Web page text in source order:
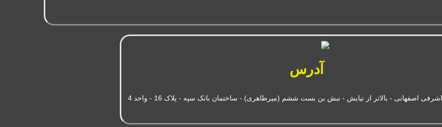
آدرس
اصفهانی - بالاتر از نیایش - نبش بن بست ششم (میرطاهری) - ساختمان بانک سپه - پلاک 16 - واحد 4